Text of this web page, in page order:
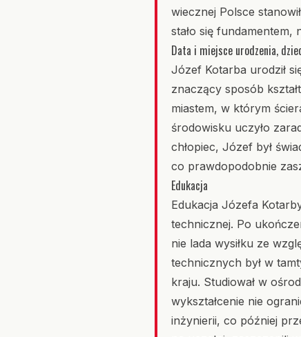
wiecznej Polsce
stało się
Data i miejsce urodzenia,
Józef Kotarba urodził
znaczący sposób
miastem, w którym
środowisku uczyło
chłopiec, Józef był
co prawdopodobnie
Edukacja
Edukacja Józefa
technicznej. Po
nie lada wysiłku ze
technicznych był w
kraju. Studiował w
wykształcenie nie
inżynierii, co później